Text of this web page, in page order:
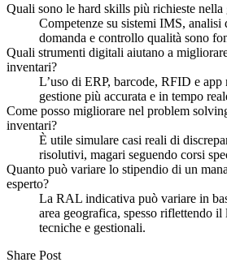
Quali sono le hard skills più richieste
Competenze su sistemi IMS,
domanda e controllo qualità sono
Quali strumenti digitali aiutano a
inventari?
L’uso di ERP, barcode, RFID e app
gestione più accurata e in tempo
Come posso migliorare nel problem
inventari?
È utile simulare casi reali di
risolutivi, magari seguendo corsi
Quanto può variare lo stipendio di un
esperto?
La RAL indicativa può variare in
area geografica, spesso riflettendo
tecniche e gestionali.
Share Post